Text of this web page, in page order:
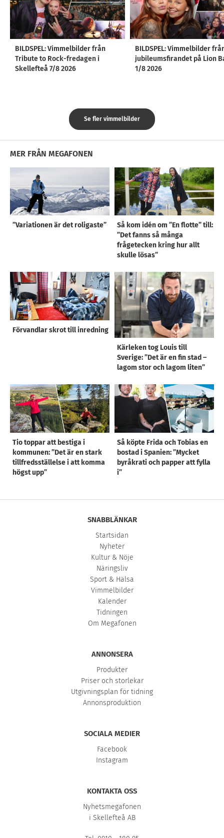
BILDSPEL: Vimmelbilder från
Tribute to Rock-fredagen i
Skellefteå 7/8 2026
BILDSPEL: Vimmelbilder
jubileumsfirandet på Lion
1/8 2026
Se fler vimmelbilder
MER FRÅN MEGAFONEN
”Variationen är det roligaste”
Så kom idén om ”En flotte” till:
”Det fanns så många
frågetecken kring hur allt
skulle lösas”
Förvandlar skrot till inredning
Kärleken tog Louis till
Sverige: ”Det är en fin stad –
lagom stor och lagom liten”
Tio toppar att bestiga i
kommunen: ”Det är en stark
tillfredsställelse i att komma
högst upp”
Så köpte Frida och Tobias en
bostad i Spanien: ”Mycket
byråkrati och papper att fylla
i”
SNABBLÄNKAR
Startsidan
Nyheter
Kultur & Nöje
Näringsliv
Sport & Hälsa
Vimmelbilder
Kalender
Tidningen
Om Megafonen
ANNONSERA
Produkter
Priser och storlekar
Utgivningsplan för tidning
Annonsproduktion
SOCIALA MEDIER
Facebook
Instagram
KONTAKTA OSS
Nyhetsmegafonen
i Skellefteå AB